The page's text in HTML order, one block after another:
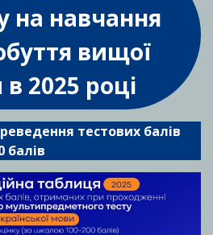
на навчання
вищої
в 2025 році
тестових балів
балів